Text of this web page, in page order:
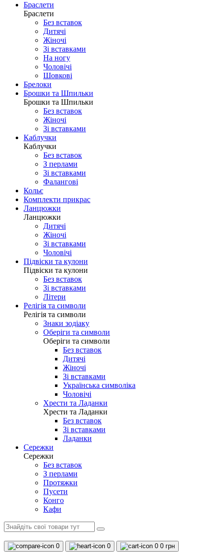
Браслети
Браслети
Без вставок
Дитячі
Жіночі
Зі вставками
На ногу
Чоловічі
Шовковi
Брелоки
Брошки та Шпильки
Брошки та Шпильки
Без вставок
Жіночі
Зі вставками
Каблучки
Каблучки
Без вставок
З перлами
Зі вставками
Фаланговi
Кольє
Комплекти прикрас
Ланцюжки
Ланцюжки
Дитячі
Жіночі
Зі вставками
Чоловічі
Підвіски та кулони
Підвіски та кулони
Без вставок
Зі вставками
Літери
Релігія та символи
Релігія та символи
Знаки зодіаку
Оберіги та символи
Оберіги та символи
Без вставок
Дитячі
Жіночі
Зі вставками
Українська символіка
Чоловічі
Хрести та Ладанки
Хрести та Ладанки
Без вставок
Зі вставками
Ладанки
Сережки
Сережки
Без вставок
З перлами
Протяжки
Пусети
Конго
Кафи
0 0 0 0 грн